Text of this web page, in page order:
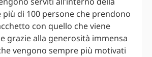
più di 100 persone che prendono
con quello che viene
grazie alla generosità immensa
vengono sempre più motivati